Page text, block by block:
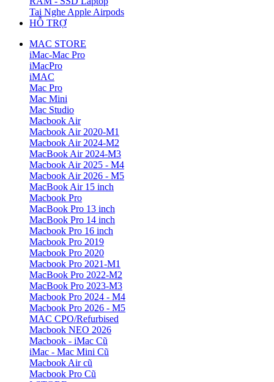
Tai Nghe Apple Airpods
HỖ TRỢ
MAC STORE
iMac-Mac Pro
iMacPro
iMAC
Mac Pro
Mac Mini
Mac Studio
Macbook Air
Macbook Air 2020-M1
Macbook Air 2024-M2
MacBook Air 2024-M3
Macbook Air 2025 - M4
Macbook Air 2026 - M5
MacBook Air 15 inch
Macbook Pro
MacBook Pro 13 inch
MacBook Pro 14 inch
Macbook Pro 16 inch
Macbook Pro 2019
Macbook Pro 2020
Macbook Pro 2021-M1
MacBook Pro 2022-M2
MacBook Pro 2023-M3
Macbook Pro 2024 - M4
Macbook Pro 2026 - M5
MAC CPO/Refurbised
Macbook NEO 2026
Macbook - iMac Cũ
iMac - Mac Mini Cũ
Macbook Air cũ
Macbook Pro Cũ